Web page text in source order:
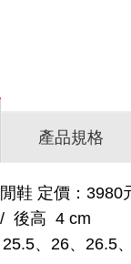
產品規格
鞋 定價：3980
後高 4 cm
、26、26.5